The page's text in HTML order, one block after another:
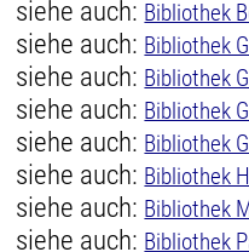
siehe auch: Bibliothek
siehe auch: Bibliothek
siehe auch: Bibliothek
siehe auch: Bibliothek
siehe auch: Bibliothek
siehe auch: Bibliothek
siehe auch: Bibliothek
siehe auch: Bibliothek